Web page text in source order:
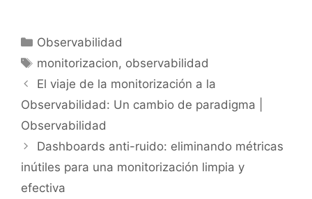
Categorías
Observabilidad
Etiquetas
monitorizacion, observabilidad
El viaje de la monitorización a la
Observabilidad: Un cambio de paradigma |
Observabilidad
Dashboards anti-ruido: eliminando métricas
inútiles para una monitorización limpia y
efectiva